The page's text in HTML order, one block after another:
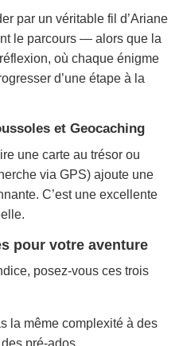
par un véritable fil d’Ariane
le parcours — alors que la
où chaque énigme
d’une étape à la
et Geocaching
une carte au trésor ou
via GPS) ajoute une
C’est une excellente
pour votre aventure
posez-vous ces trois
la même complexité à des